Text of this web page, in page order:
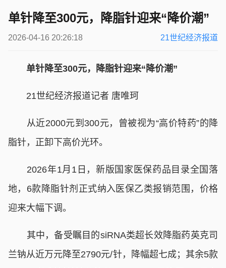
单针降至300元，降脂针迎来“降价潮”
2026-04-16 20:26:18 21世纪经济报道
单针降至300元，降脂针迎来“降价潮”
21世纪经济报道记者 唐唯珂
从近2000元到300元，曾被视为“高价特药”的降
脂针，正卸下高价光环。
2026年1月1日，新版国家医保药品目录全国落
地，6款降脂针剂正式纳入医保乙类报销范围，价格
迎来大幅下调。
其中，备受瞩目的siRNA类超长效降脂药英克司
兰钠从近万元降至2790元/针，降幅超七成；其余5款